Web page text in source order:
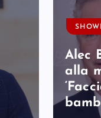
Alec
alla